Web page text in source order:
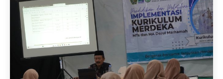
Perpustakaan
Gallery
IDAROH
KEGIATAN SANTRI
Info Terkini
Hubungi Kami